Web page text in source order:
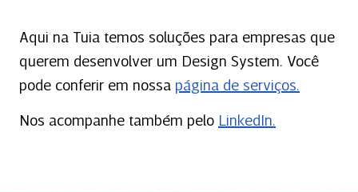
Aqui na Tuia temos soluções para empresas que
querem desenvolver um Design System. Você
pode conferir em nossa página de serviços.
Nos acompanhe também pelo LinkedIn.